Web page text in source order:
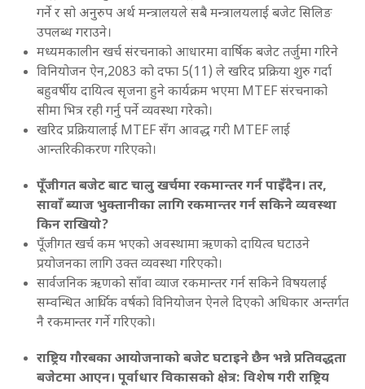
गर्ने र सो अनुरुप अर्थ मन्त्रालयले सबै मन्त्रालयलाई बजेट सिलिङ
उपलब्ध गराउने।
मध्यमकालीन खर्च संरचनाको आधारमा वार्षिक बजेट तर्जुमा गरिने
विनियोजन ऐन,2083 को दफा 5(11) ले खरिद प्रक्रिया शुरु गर्दा
बहुवर्षीय दायित्व सृजना हुने कार्यक्रम भएमा MTEF संरचनाको
सीमा भित्र रही गर्नु पर्ने व्यवस्था गरेको।
खरिद प्रक्रियालाई MTEF सँग आवद्ध गरी MTEF लाई
आन्तरिकीकरण गरिएको।
पूँजीगत बजेट बाट चालु खर्चमा रकमान्तर गर्न पाइँदैन। तर,
सावाँ ब्याज भुक्तानीका लागि रकमान्तर गर्न सकिने व्यवस्था
किन राखियो?
पूँजीगत खर्च कम भएको अवस्थामा ऋणको दायित्व घटाउने
प्रयोजनका लागि उक्त व्यवस्था गरिएको।
सार्वजनिक ऋणको साँवा व्याज रकमान्तर गर्न सकिने विषयलाई
सम्वन्धित आर्थिक वर्षको विनियोजन ऐनले दिएको अधिकार अन्तर्गत
नै रकमान्तर गर्ने गरिएको।
राष्ट्रिय गौरबका आयोजनाको बजेट घटाइने छैन भन्ने प्रतिवद्धता
बजेटमा आएन। पूर्वाधार विकासको क्षेत्र: विशेष गरी राष्ट्रिय